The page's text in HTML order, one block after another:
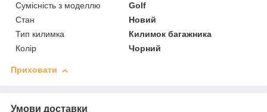
Сумісність з моделлю
Golf
Стан
Новий
Тип килимка
Килимок багажника
Колір
Чорний
Приховати
Умови доставки